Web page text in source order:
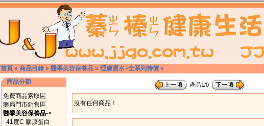
首頁 » 商品目錄 » 醫學美容保養品 » 理膚寶水~全系列特價 »
商品分類
免費商品索取區
藥局門市銷售區
醫學美容保養品->
41度C 膠原蛋白
產品1/0
沒有任何商品！